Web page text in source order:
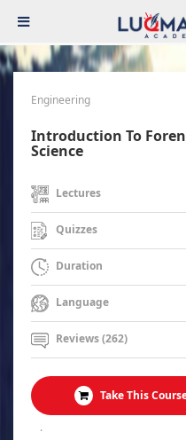
Engineering
Introduction To
Science
Lectures
Quizzes
Duration
Language
Reviews (262)
Take This
.